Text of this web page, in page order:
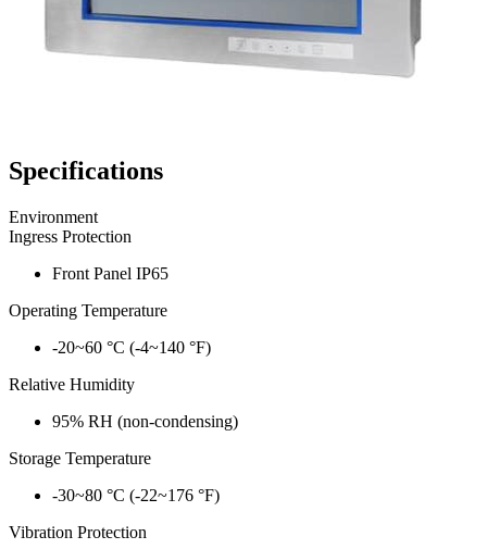
Specifications
Environment
Ingress Protection
Front Panel IP65
Operating Temperature
-20~60 °C (-4~140 °F)
Relative Humidity
95% RH (non-condensing)
Storage Temperature
-30~80 °C (-22~176 °F)
Vibration Protection